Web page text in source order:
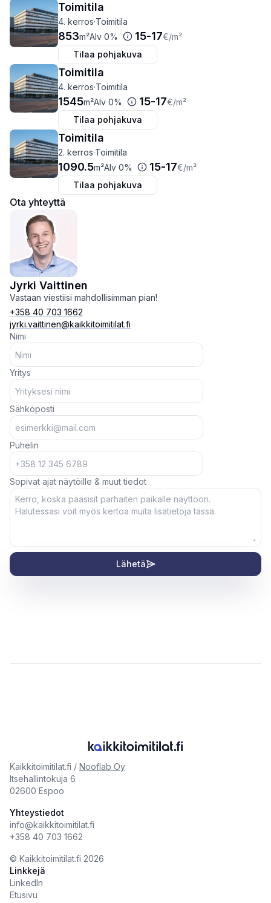
Toimitila
4. kerros·Toimitila
853m²Alv 0% 15-17€/m²
Tilaa pohjakuva
Toimitila
4. kerros·Toimitila
1545m²Alv 0% 15-17€/m²
Tilaa pohjakuva
Toimitila
2. kerros·Toimitila
1090.5m²Alv 0% 15-17€/m²
Tilaa pohjakuva
Ota yhteyttä
Jyrki Vaittinen
Vastaan viestiisi mahdollisimman pian!
+358 40 703 1662
jyrki.vaittinen@kaikkitoimitilat.fi
Nimi
Yritys
Sähköposti
Puhelin
Sopivat ajat näytöille & muut tiedot
Lähetä
Kaikkitoimitilat.fi / Nooflab Oy
Itsehallintokuja 6
02600 Espoo
Yhteystiedot
info@kaikkitoimitilat.fi
+358 40 703 1662
©️ Kaikkitoimitilat.fi 2026
Linkkejä
LinkedIn
Etusivu